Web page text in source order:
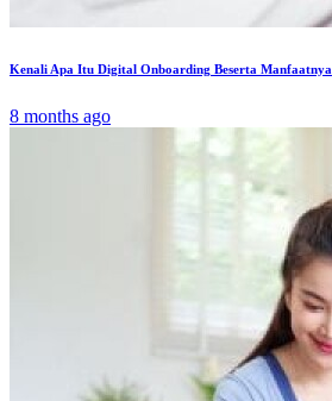
Kenali Apa Itu Digital Onboarding Beserta Manfaatnya
8 months ago